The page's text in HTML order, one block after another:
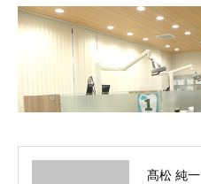
歯周病治療
髙松 純一